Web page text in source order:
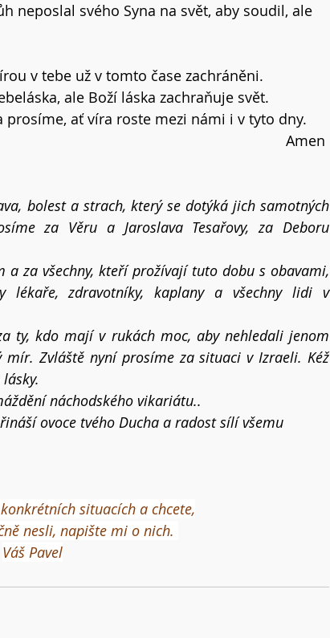
neposlal svého Syna na svět, aby soudil, ale
v tebe už v tomto čase zachráněni.
ale Boží láska zachraňuje svět.
prosíme, ať víra roste mezi námi i v tyto dny.
Amen
bolest a strach, který se dotýká jich samotných
za Věru a Jaroslava Tesařovy, za Deboru
a za všechny, kteří prožívají tuto dobu s obavami,
lékaře, zdravotníky, kaplany a všechny lidi v
ty, kdo mají v rukách moc, aby nehledali jenom
Zvláště nyní prosíme za situaci v Izraeli. Kéž
náchodského vikariátu..
ovoce tvého Ducha a radost sílí všemu
situacích a chcete,
nesli, napište mi o nich.
Váš Pavel